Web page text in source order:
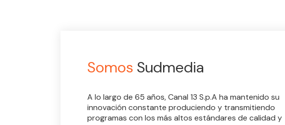
Somos Sudmedia
A lo largo de 65 años, Canal 13 S.p.A ha mantenido su
innovación constante produciendo y transmitiendo
programas con los más altos estándares de calidad y